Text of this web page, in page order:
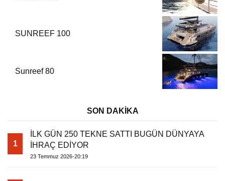
SUNREEF 100
Sunreef 80
SON DAKİKA
1
İLK GÜN 250 TEKNE SATTI BUGÜN DÜNYAYA
İHRAÇ EDİYOR
23 Temmuz 2026-20:19